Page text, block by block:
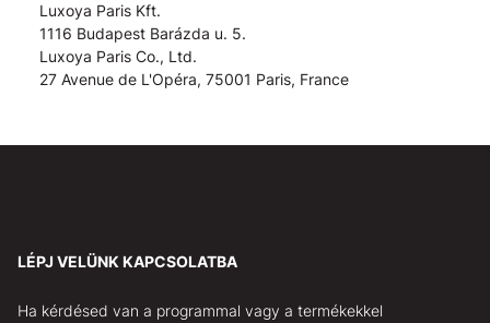
Luxoya Paris Kft.
1116 Budapest Barázda u. 5.
Luxoya Paris Co., Ltd.
27 Avenue de L'Opéra, 75001 Paris, France
LÉPJ VELÜNK KAPCSOLATBA
Ha kérdésed van a programmal vagy a termékekkel